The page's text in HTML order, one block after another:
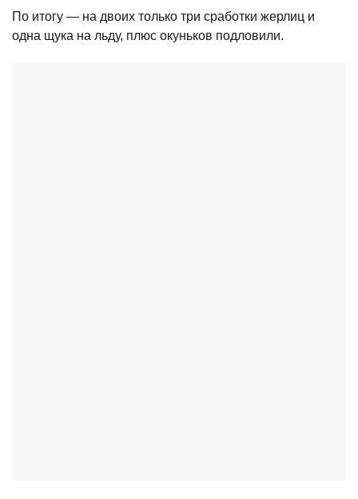
По итогу — на двоих только три сработки жерлиц и
одна щука на льду, плюс окуньков подловили.